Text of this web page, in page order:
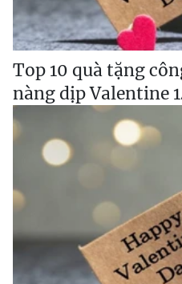
Top 10 quà tặng
nàng dịp Valentine